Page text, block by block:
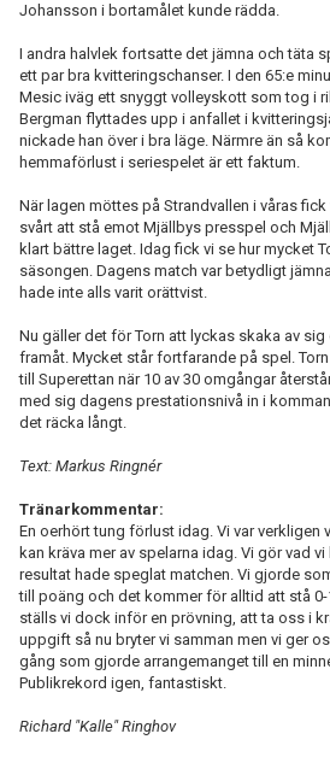
Johansson i bortamålet kunde rädda.
I andra halvlek fortsatte det jämna och täta
ett par bra kvitteringschanser. I den 65:e
Mesic iväg ett snyggt volleyskott som tog i
Bergman flyttades upp i anfallet i
nickade han över i bra läge. Närmre än så
hemmaförlust i seriespelet är ett faktum.
När lagen möttes på Strandvallen i våras
svårt att stå emot Mjällbys presspel och
klart bättre laget. Idag fick vi se hur mycket
säsongen. Dagens match var betydligt
hade inte alls varit orättvist.
Nu gäller det för Torn att lyckas skaka av
framåt. Mycket står fortfarande på spel.
till Superettan när 10 av 30 omgångar
med sig dagens prestationsnivå in i
det räcka långt.
Text: Markus Ringnér
Tränarkommentar:
En oerhört tung förlust idag. Vi var verkligen
kan kräva mer av spelarna idag. Vi gör vad
resultat hade speglat matchen. Vi gjorde
till poäng och det kommer för alltid att stå
ställs vi dock inför en prövning, att ta oss i
uppgift så nu bryter vi samman men vi ger
gång som gjorde arrangemanget till en
Publikrekord igen, fantastiskt.
Richard "Kalle" Ringhov